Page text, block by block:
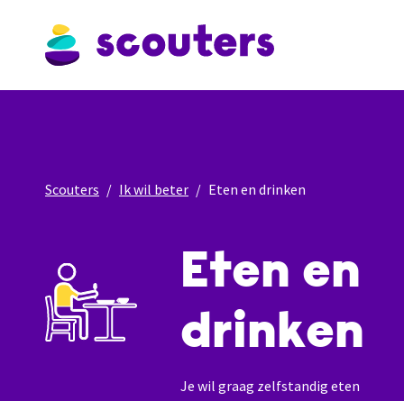
Scouters Ik wil beter Eten en drinken
Eten en
drinken
Je wil graag zelfstandig eten